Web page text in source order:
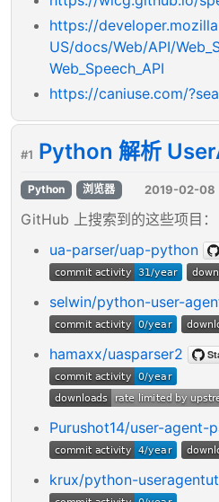
https://
US/docs/Web/API/
Web_Speech_API
https://caniuse.com/
#1 Python 解析
Python 浏览器 2019-02-08
GitHub 上搜索到的这些项目：
ua-parser/uap-python
selwin/python-user-
hamaxx/uasparser2
Purushot14/user-agent-
krux/python-